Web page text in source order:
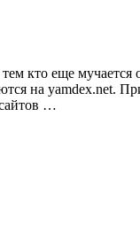
кто еще мучается
на yamdex.net.
…